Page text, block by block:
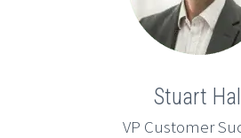
Stuart Hall
VP Customer